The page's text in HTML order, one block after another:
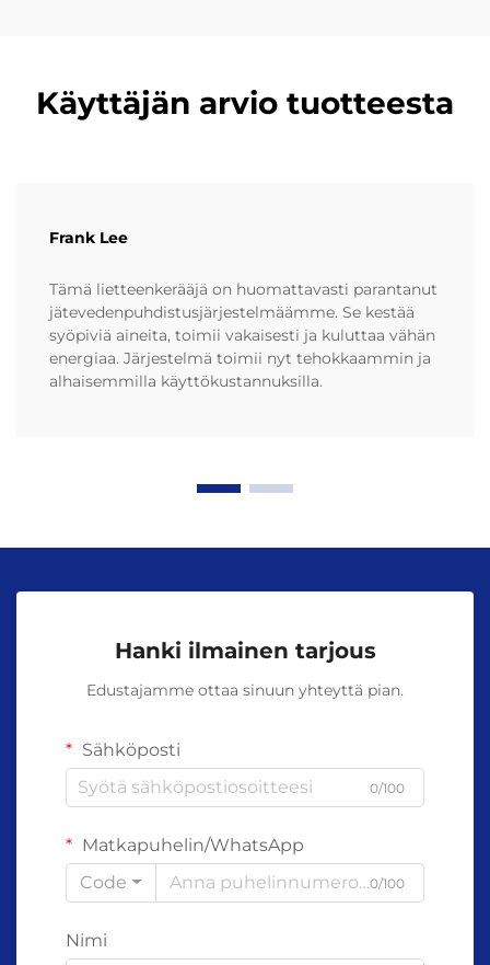
Käyttäjän arvio tuotteesta
Frank Lee
Tämä lietteenkerääjä on huomattavasti parantanut
jätevedenpuhdistusjärjestelmäämme. Se kestää
syöpiviä aineita, toimii vakaisesti ja kuluttaa vähän
energiaa. Järjestelmä toimii nyt tehokkaammin ja
alhaisemmilla käyttökustannuksilla.
Hanki ilmainen tarjous
Edustajamme ottaa sinuun yhteyttä pian.
Sähköposti
0/100
Matkapuhelin/WhatsApp
Code
0/100
Nimi